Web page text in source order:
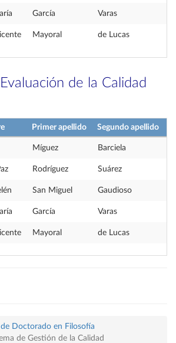
García Varas
Mayoral de Lucas
de la Calidad
Primer apellido Segundo apellido
Míguez Barciela
Rodríguez Suárez
San Miguel Gaudioso
García Varas
Mayoral de Lucas
de Doctorado en Filosofía
de Gestión de la Calidad